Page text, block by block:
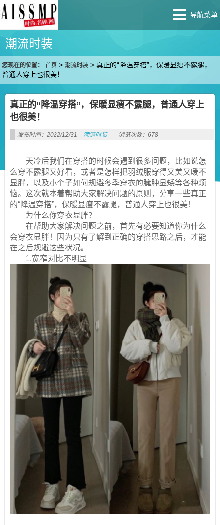
导航菜单
潮流时装
您现在的位置： 首页 >潮流时装 >真正的“降温穿搭”，保暖显瘦不露腿，
普通人穿上也很美！
真正的“降温穿搭”，保暖显瘦不露腿，普通人穿上
也很美！
发布时间：2022/12/31 潮流时装 浏览次数：678
天冷后我们在穿搭的时候会遇到很多问题，比如说怎
么穿不露腿又好看，或者是怎样把羽绒服穿得又美又暖不
显胖，以及小个子如何规避冬季穿衣的臃肿显矮等各种烦
恼。这次就本着帮助大家解决问题的原则，分享一些真正
的“降温穿搭”，保暖显瘦不露腿，普通人穿上也很美！
为什么你穿衣显胖？
在帮助大家解决问题之前，首先有必要知道你为什么
会穿衣显胖！因为只有了解到正确的穿搭思路之后，才能
在之后规避这些状况。
1.宽窄对比不明显